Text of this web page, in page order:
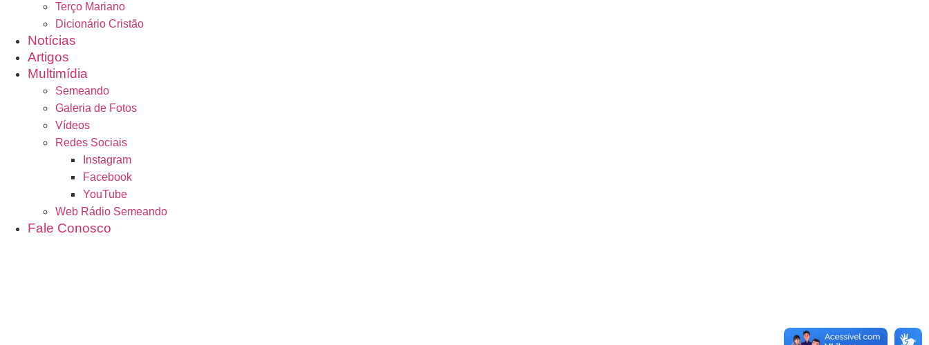
Terço Mariano
Dicionário Cristão
Notícias
Artigos
Multimídia
Semeando
Galeria de Fotos
Vídeos
Redes Sociais
Instagram
Facebook
YouTube
Web Rádio Semeando
Fale Conosco